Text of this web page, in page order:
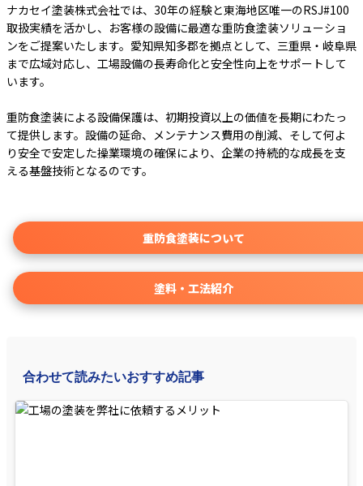
ナカセイ塗装株式会社では、30年の経験と東海地区唯一のRSJ#100
取扱実績を活かし、お客様の設備に最適な重防食塗装ソリューショ
ンをご提案いたします。愛知県知多郡を拠点として、三重県・岐阜県
まで広域対応し、工場設備の長寿命化と安全性向上をサポートして
います。
重防食塗装による設備保護は、初期投資以上の価値を長期にわたっ
て提供します。設備の延命、メンテナンス費用の削減、そして何よ
り安全で安定した操業環境の確保により、企業の持続的な成長を支
える基盤技術となるのです。
重防食塗装について
塗料・工法紹介
合わせて読みたいおすすめ記事